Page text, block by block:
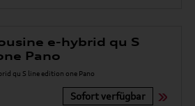
e-hybrid qu S
Pano
Sofort verfügbar